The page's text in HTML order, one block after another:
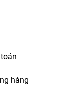
hàng